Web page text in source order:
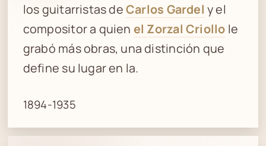
los guitarristas deCarlos Gardel y el
compositor a quien el Zorzal Criollo le
grabó más obras, una distinción que
define su lugar en la.
1894-1935